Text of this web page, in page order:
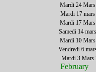
AGENCE de
Mardi 24
Mardi 17 mars
Mardi 17
Samedi 14
Mardi 10
Vendredi 6
Mardi 3 Mars
February